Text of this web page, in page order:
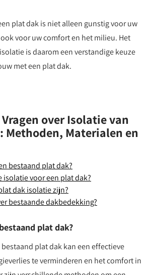
plat dak is niet alleen gunstig voor uw
voor uw comfort en het milieu. Het
is daarom een verstandige keuze
met een plat dak.
over Isolatie van
Methoden, Materialen en
bestaand plat dak?
isolatie voor een plat dak?
dak isolatie zijn?
bestaande dakbedekking?
plat dak?
plat dak kan een effectieve
te verminderen en het comfort in